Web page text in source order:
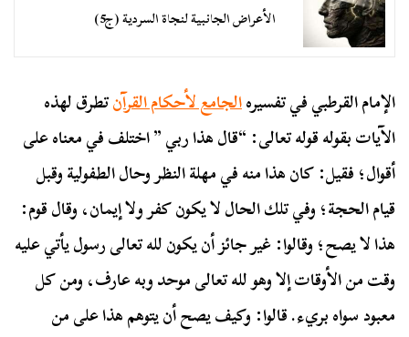
الأعراض الجانبية لنجاة السردية (ج5)
الإمام القرطبي في تفسيرهالجامع لأحكام القرآنتطرق لهذه
الآيات بقوله قوله تعالى: “قال هذا ربي ” اختلف في معناه على
أقوال؛ فقيل: كان هذا منه في مهلة النظر وحال الطفولية وقبل
قيام الحجة؛ وفي تلك الحال لا يكون كفر ولا إيمان، وقال قوم:
هذا لا يصح؛ وقالوا: غير جائز أن يكون لله تعالى رسول يأتي عليه
وقت من الأوقات إلا وهو لله تعالى موحد وبه عارف، ومن كل
معبود سواه بريء. قالوا: وكيف يصح أن يتوهم هذا على من